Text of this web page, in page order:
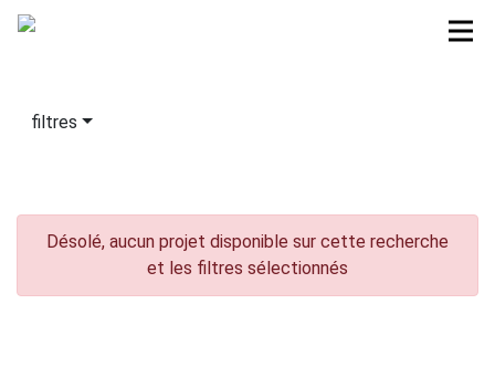
filtres
Désolé, aucun projet disponible sur cette recherche
et les filtres sélectionnés